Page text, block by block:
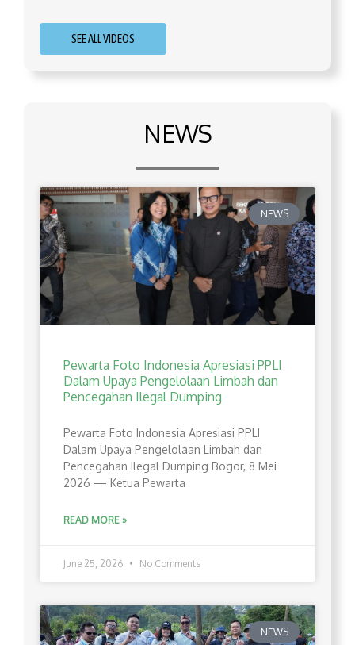
SEE ALL VIDEOS
NEWS
NEWS
Pewarta Foto Indonesia Apresiasi PPLI
Dalam Upaya Pengelolaan Limbah dan
Pencegahan Ilegal Dumping
Pewarta Foto Indonesia Apresiasi PPLI
Dalam Upaya Pengelolaan Limbah dan
Pencegahan Ilegal Dumping Bogor, 8 Mei
2026 — Ketua Pewarta
READ MORE »
June 25, 2026 No Comments
NEWS